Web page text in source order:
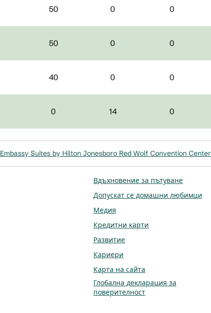
50 0 0
50 0 0
40 0 0
0 14 0
Embassy Suites by Hilton Jonesboro Red Wolf Convention Center
Вдъхновение за пътуване
Допускат се домашни любимци
Медия
Кредитни карти
Развитие
Кариери
Карта на сайта
Глобална декларация за
поверителност